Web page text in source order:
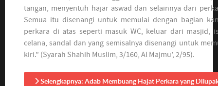
tangan, menyentuh hajar aswad dan selainnya dari
Semua itu disenangi untuk memulai dengan bagian
perkara di atas seperti masuk WC, keluar dari masjid,
celana, sandal dan yang semisalnya disenangi untuk
kiri.” (Syarah Shahih Muslim, 3/160, Al Majmu’, 2/95).
Selengkapnya: Adab Membuang Hajat Perkara yang